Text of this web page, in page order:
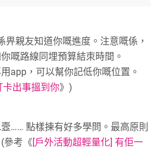
畀親友知道你嘅進度。注意嘅係，
嘅路線同埋預算結朿時間。
app，可以幫你記低你嘅位置。
卡出事搵到你》)
…… 點樣揀有好多學問。最高原則
參考《 [戶外活動超輕量化] 有佢一